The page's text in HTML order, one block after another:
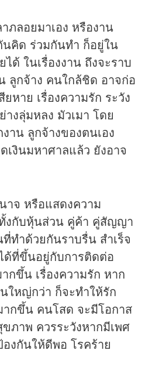
ภลอยมาเอง หรืองาน
คิด ร่วมกันทำ ก็อยู่ใน
ด้ ในเรื่องงาน ถึงจะราบ
ลูกจ้าง คนใกล้ชิด อาจก่อ
ยหาย เรื่องความรัก ระวัง
างลุ่มหลง มัวเมา โดย
าน ลูกจ้างของตนเอง
เงินมหาศาลแล้ว ยังอาจ
าจ หรือแสดงความ
งกับหุ้นส่วน คู่ค้า คู่สัญญา
ทำด้วยกันราบรื่น สำเร็จ
ด้ที่ขึ้นอยู่กับการติดต่อ
กขึ้น เรื่องความรัก หาก
ใหญ่กว่า ก็จะทำให้รัก
กขึ้น คนโสด จะมีโอกาส
ขภาพ ควรระวังหากมีเพศ
งกันให้ดีพอ โรคร้าย